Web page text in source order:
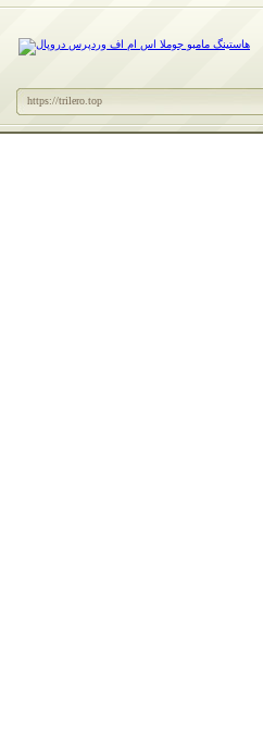
https://trilero.top